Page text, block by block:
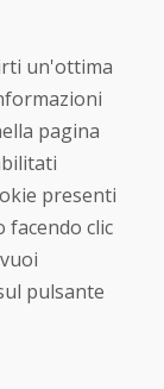
un'ottima
pagina
presenti
clic
pulsante